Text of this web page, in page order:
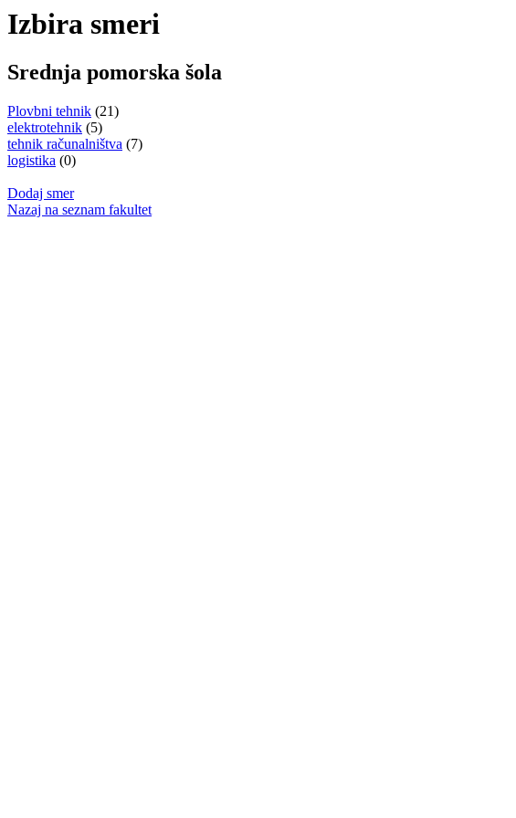
Izbira smeri
Srednja pomorska šola
Plovbni tehnik (21)
elektrotehnik (5)
tehnik računalništva (7)
logistika (0)
Dodaj smer
Nazaj na seznam fakultet